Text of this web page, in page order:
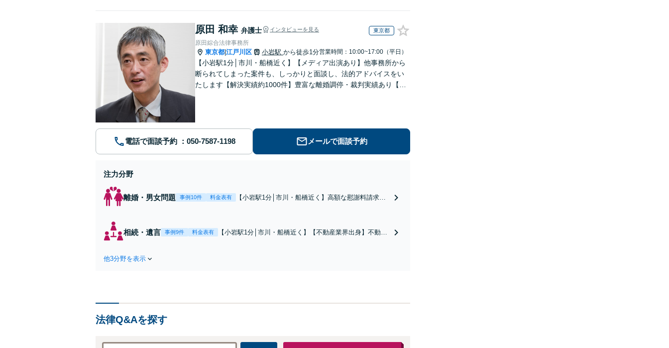
原田 和幸 弁護士 インタビューを見る 東京都
原田綜合法律事務所
東京都 江戸川区 小岩駅 から徒歩1分営業時間：10:00~17:00（平日）
【小岩駅1分│市川・船橋近く】【メディア出演あり】他事務所から
断られてしまった案件も、しっかりと面談し、法的アドバイスをい
たします【解決実績約1000件】豊富な離婚調停・裁判実績あり【不
電話で面談予約 メールで面談予約
注力分野
離婚・男女問題 事例10件 料金表有
【小岩駅1分│市川・船橋近く】高額な慰謝料請求の
家の財産分与に対応！離婚に関するお悩みは、お気
軽にご相談ください【メディア出演】【早朝・夜間
相続・遺言 事例9件 料金表有
【小岩駅1分│市川・船橋近く】【不動産業界出身】不動産
他3分野を表示
法律Q&Aを探す